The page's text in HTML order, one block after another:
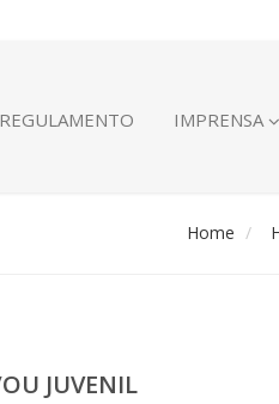
REGULAMENTO IMPRENSA
Home
JUVENIL